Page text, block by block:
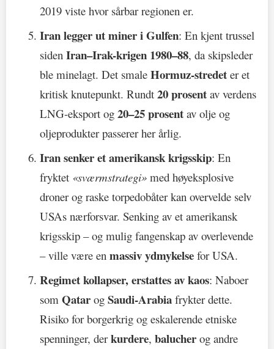
2019 viste hvor sårbar regionen er.
Iran legger ut miner i Gulfen: En kjent trussel
siden Iran–Irak-krigen 1980–88, da skipsleder
ble minelagt. Det smale Hormuz-stredet er et
kritisk knutepunkt. Rundt 20 prosent av verdens
LNG-eksport og 20–25 prosent av olje og
oljeprodukter passerer her årlig.
Iran senker et amerikansk krigsskip: En
fryktet «sværmstrategi» med høyeksplosive
droner og raske torpedobåter kan overvelde selv
USAs nærforsvar. Senking av et amerikansk
krigsskip – og mulig fangenskap av overlevende
– ville være en massiv ydmykelse for USA.
Regimet kollapser, erstattes av kaos: Naboer
som Qatar og Saudi-Arabia frykter dette.
Risiko for borgerkrig og eskalerende etniske
spenninger, derkurdere, balucher og andre